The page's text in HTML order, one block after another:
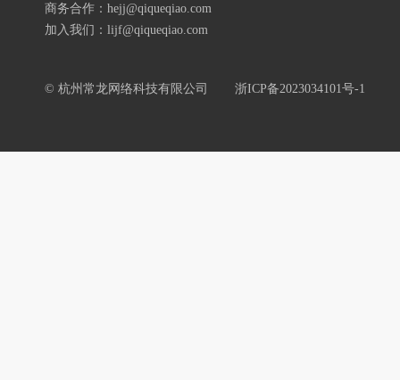
商务合作：hejj@qiqueqiao.com
加入我们：lijf@qiqueqiao.com
© 杭州常龙网络科技有限公司 浙ICP备2023034101号-1